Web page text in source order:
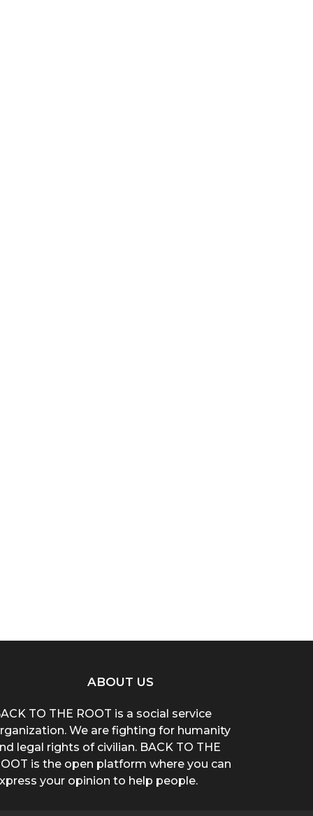
ABOUT US
TO THE ROOT is a social service
We are fighting for humanity
legal rights of civilian. BACK TO THE
is the open platform where you can
your opinion to help people.